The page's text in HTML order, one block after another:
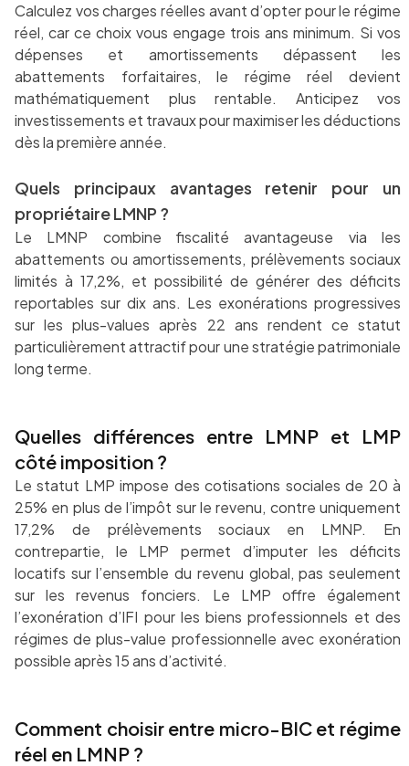
Calculez vos charges réelles avant d’opter pour le régime
réel, car ce choix vous engage trois ans minimum. Si vos
dépenses et amortissements dépassent les
abattements forfaitaires, le régime réel devient
mathématiquement plus rentable. Anticipez vos
investissements et travaux pour maximiser les déductions
dès la première année.
Quels principaux avantages retenir pour un
propriétaire LMNP ?
Le LMNP combine fiscalité avantageuse via les
abattements ou amortissements, prélèvements sociaux
limités à 17,2%, et possibilité de générer des déficits
reportables sur dix ans. Les exonérations progressives
sur les plus-values après 22 ans rendent ce statut
particulièrement attractif pour une stratégie patrimoniale
long terme.
Quelles différences entre LMNP et LMP
côté imposition ?
Le statut LMP impose des cotisations sociales de 20 à
25% en plus de l’impôt sur le revenu, contre uniquement
17,2% de prélèvements sociaux en LMNP. En
contrepartie, le LMP permet d’imputer les déficits
locatifs sur l’ensemble du revenu global, pas seulement
sur les revenus fonciers. Le LMP offre également
l’exonération d’IFI pour les biens professionnels et des
régimes de plus-value professionnelle avec exonération
possible après 15 ans d’activité.
Comment choisir entre micro-BIC et régime
réel en LMNP ?